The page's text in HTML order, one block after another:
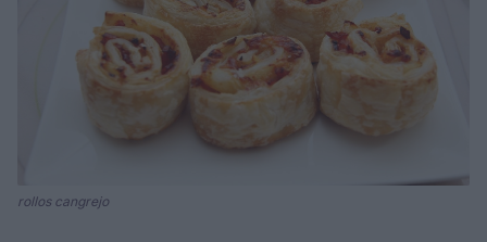
rollos cangrejo